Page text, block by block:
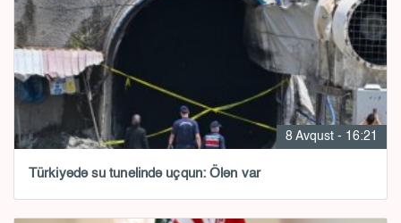
8 Avqust - 16:21
Türkiyədə su tunelində uçqun: Ölən var